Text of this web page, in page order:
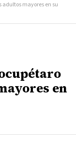
adultos mayores en su
en